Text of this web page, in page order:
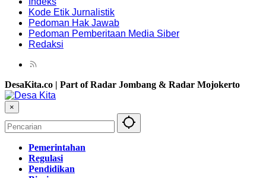
Kode Etik Jurnalistik
Pedoman Hak Jawab
Pedoman Pemberitaan Media Siber
Redaksi
DesaKita.co | Part of Radar Jombang & Radar Mojokerto
×
Pemerintahan
Regulasi
Pendidikan